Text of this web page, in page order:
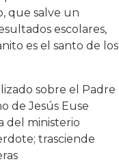
que salve un
escolares,
es el santo de los
sobre el Padre
de Jesús Euse
del ministerio
trasciende